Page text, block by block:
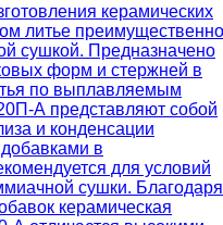
керамических
литье преимущественно
сушкой. Предназначено
форм и стержней в
по выплавляемым
А представляют собой
и конденсации
в
для условий
сушки. Благодаря
керамическая